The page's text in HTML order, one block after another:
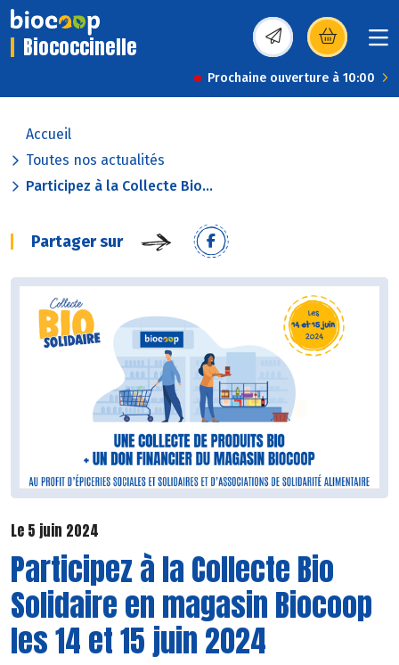
Biococcinelle (s’ouvre dans une
Prochaine ouverture à 10:00
Accueil
Toutes nos actualités
Participez à la Collecte Bio...
Partager sur
Le 5 juin 2024
Participez à la Collecte Bio
Solidaire en magasin Biocoop
les 14 et 15 juin 2024